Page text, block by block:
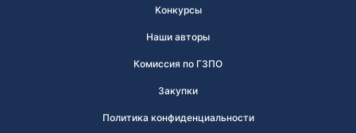
Конкурсы
Наши авторы
Комиссия по ГЗПО
Закупки
Политика конфиденциальности